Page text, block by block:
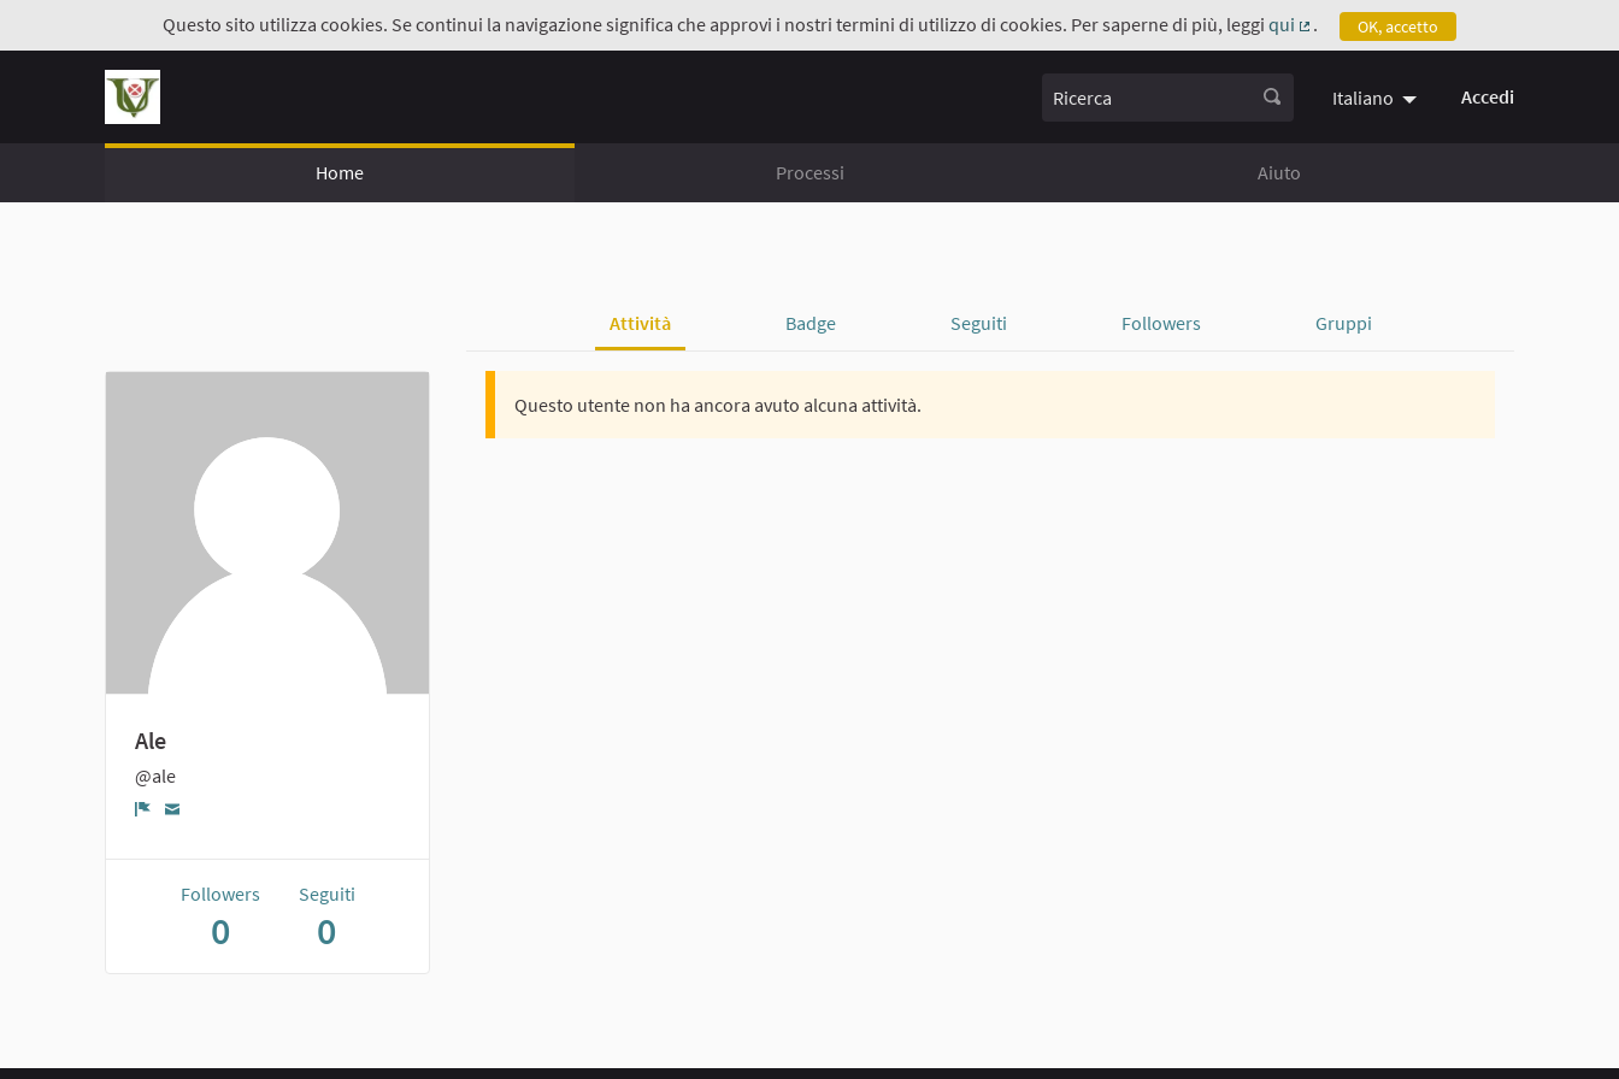
Questo sito utilizza cookies. Se continui la navigazione significa che approvi i nostri termini di utilizzo di cookies. Per saperne di più, leggi qui
(Collegamento esterno)
. OK, accetto
Ricerca Italiano Accedi
Home Processi Aiuto
Attività Badge Seguiti Followers Gruppi
Ale
@ale
Followers
0
Seguiti
0
Questo utente non ha ancora avuto alcuna attività.